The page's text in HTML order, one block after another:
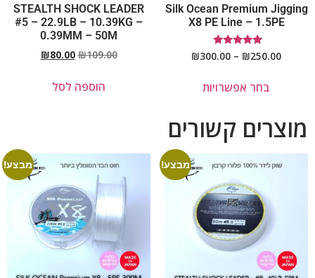
Silk Ocean Premium Jigging
X8 PE Line – 1.5PE
דורג
5.00
₪250.00
–
₪300.00
בחר אפשרויות
STEALTH SHOCK LEADER
#5 – 22.9LB – 10.39KG –
0.39MM – 50M
₪109.00
₪80.00
הוספה לסל
מוצרים קשורים
מבצע! מבצע!